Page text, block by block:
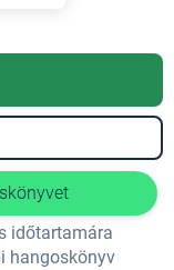
időtartamára
hangoskönyv